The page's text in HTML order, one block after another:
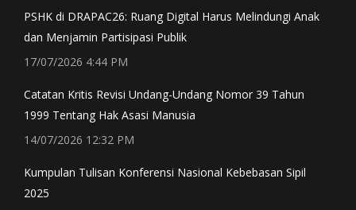
windowwindow
window
PSHK di DRAPAC26: Ruang Digital Harus Melindungi Anak
dan Menjamin Partisipasi Publik
17/07/2026 4:44 PM
Catatan Kritis Revisi Undang-Undang Nomor 39 Tahun
1999 Tentang Hak Asasi Manusia
14/07/2026 12:32 PM
Kumpulan Tulisan Konferensi Nasional Kebebasan Sipil
2025